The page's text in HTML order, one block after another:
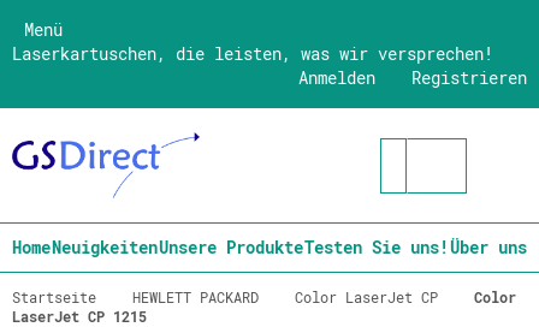
Menü
Laserkartuschen, die leisten, was wir versprechen!
Registrieren
Anmelden
HomeNeuigkeitenUnsere ProdukteTesten Sie uns!Über uns
Startseite HEWLETT PACKARD Color LaserJet CP
Color
LaserJet CP 1215